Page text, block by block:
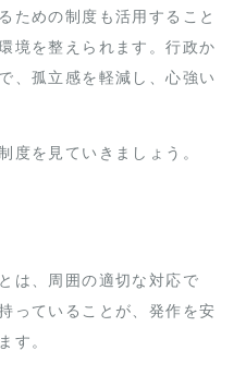
ための制度も活用すること
境を整えられます。行政か
、孤立感を軽減し、心強い
度を見ていきましょう。
は、周囲の適切な対応で
っていることが、発作を安
す。